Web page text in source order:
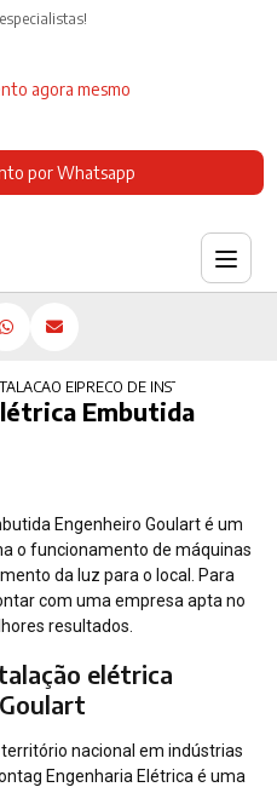
agora mesmo
por Whatsapp
ELETRICA COZINHA
PRECO DE INSTALACAO
Embutida
Engenheiro Goulart é um
o funcionamento de máquinas
da luz para o local. Para
com uma empresa apta no
resultados.
elétrica
nacional em indústrias
Engenharia Elétrica é uma